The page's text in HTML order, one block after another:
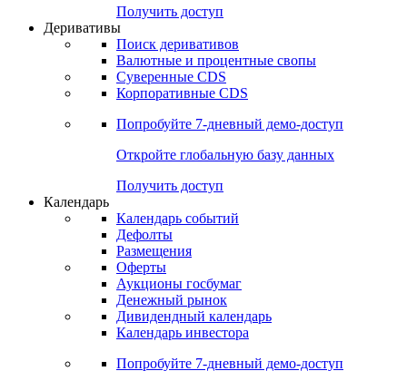
Попробуйте7-дневный
Откройте глобальную базу данных
Получить доступ
Деривативы
Валютные и процентные свопы
Корпоративные CDS
Попробуйте7-дневный
Откройте глобальную базу данных
Получить доступ
Календарь
Календарь событий
Дефолты
Размещения
Оферты
Денежный рынок